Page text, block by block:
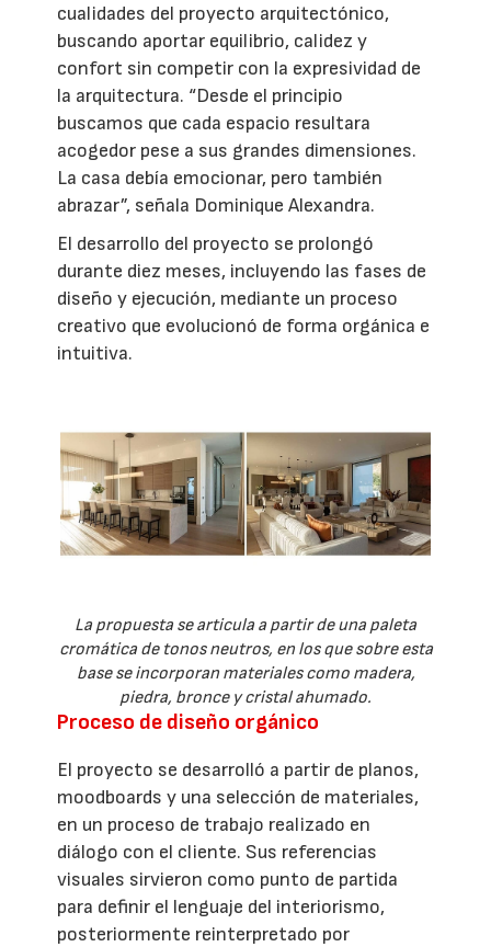
cualidades del proyecto arquitectónico,
buscando aportar equilibrio, calidez y
confort sin competir con la expresividad de
la arquitectura. “Desde el principio
buscamos que cada espacio resultara
acogedor pese a sus grandes dimensiones.
La casa debía emocionar, pero también
abrazar”, señala Dominique Alexandra.
El desarrollo del proyecto se prolongó
durante diez meses, incluyendo las fases de
diseño y ejecución, mediante un proceso
creativo que evolucionó de forma orgánica e
intuitiva.
La propuesta se articula a partir de una paleta
cromática de tonos neutros, en los que sobre esta
base se incorporan materiales como madera,
piedra, bronce y cristal ahumado.
Proceso de diseño orgánico
El proyecto se desarrolló a partir de planos,
moodboards y una selección de materiales,
en un proceso de trabajo realizado en
diálogo con el cliente. Sus referencias
visuales sirvieron como punto de partida
para definir el lenguaje del interiorismo,
posteriormente reinterpretado por